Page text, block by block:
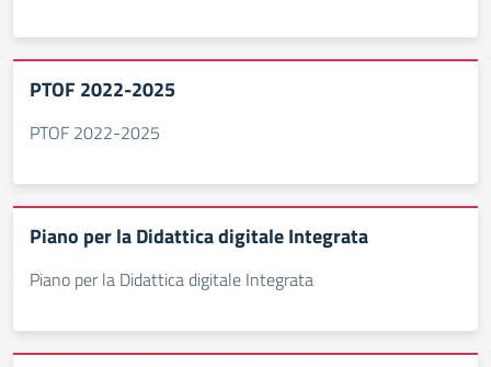
PTOF 2022-2025
PTOF 2022-2025
Piano per la Didattica digitale Integrata
Piano per la Didattica digitale Integrata